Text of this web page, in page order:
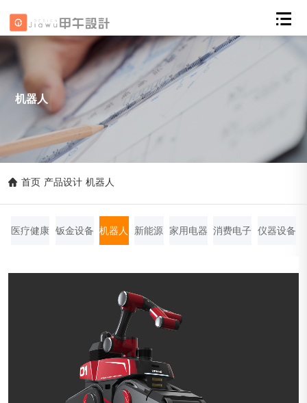
机器人
首页 产品设计 机器人
医疗健康 钣金设备 机器人 新能源 家用电器 消费电子 仪器设备